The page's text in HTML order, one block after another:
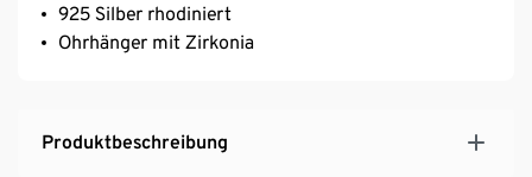
925 Silber rhodiniert
Ohrhänger mit Zirkonia
Produktbeschreibung